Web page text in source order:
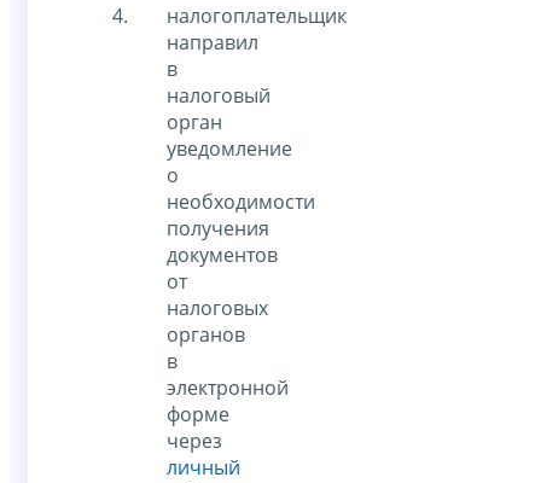
налогоплательщик
направил
в
налоговый
орган
уведомление
о
необходимости
получения
документов
от
налоговых
органов
в
электронной
форме
через
личный